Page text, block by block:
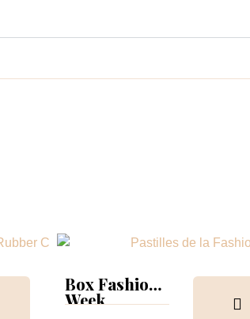
Box Fashion
Week